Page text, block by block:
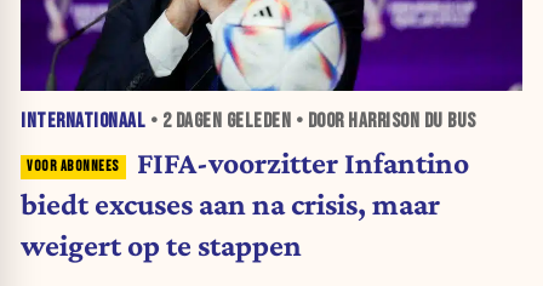
INTERNATIONAAL • 2 DAGEN GELEDEN • DOOR HARRISON DU BUS
FIFA-voorzitter Infantino
biedt excuses aan na crisis, maar
weigert op te stappen